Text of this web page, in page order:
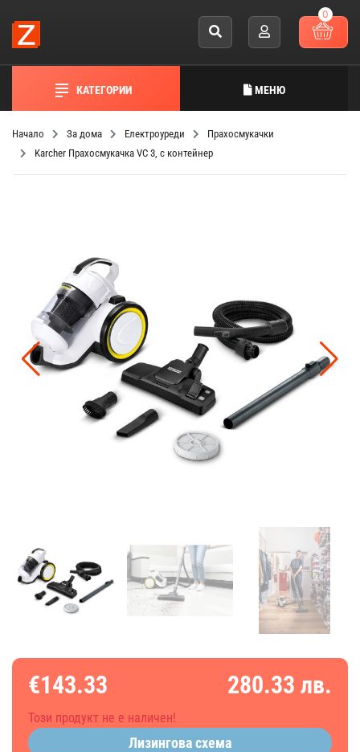
0
КАТЕГОРИИ МЕНЮ
Начало За дома Електроуреди
Прахосмукачки
Karcher Прахосмукачка VC 3, с контейнер
€143.33 280.33 лв.
Този продукт не е наличен!
Лизингова схема